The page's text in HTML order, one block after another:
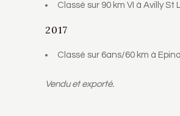
Classé sur 90 km VI à Avilly St
2017
Classé sur 6ans/60 km à
Vendu et exporté.